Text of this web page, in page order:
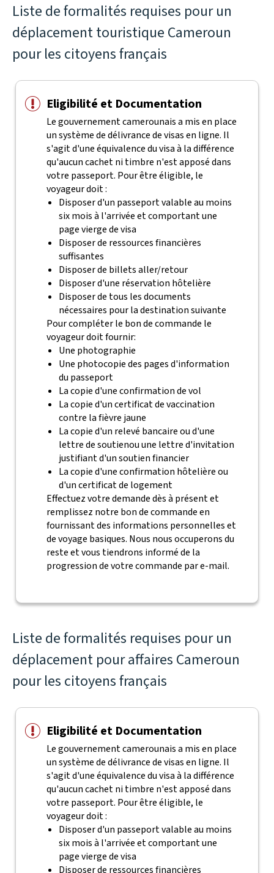
Liste de formalités requises pour un
déplacement touristique Cameroun
pour les citoyens français
Eligibilité et Documentation
Le gouvernement camerounais a mis en place
un système de délivrance de visas en ligne. Il
s'agit d'une équivalence du visa à la différence
qu'aucun cachet ni timbre n'est apposé dans
votre passeport. Pour être éligible, le
voyageur doit :
Disposer d'un passeport valable au moins
six mois à l'arrivée et comportant une
page vierge de visa
Disposer de ressources financières
suffisantes
Disposer de billets aller/retour
Disposer d'une réservation hôtelière
Disposer de tous les documents
nécessaires pour la destination suivante
Pour compléter le bon de commande le
voyageur doit fournir:
Une photographie
Une photocopie des pages d'information
du passeport
La copie d'une confirmation de vol
La copie d'un certificat de vaccination
contre la fièvre jaune
La copie d'un relevé bancaire ou d'une
lettre de soutienou une lettre d'invitation
justifiant d'un soutien financier
La copie d'une confirmation hôtelière ou
d'un certificat de logement
Effectuez votre demande dès à présent et
remplissez notre bon de commande en
fournissant des informations personnelles et
de voyage basiques. Nous nous occuperons du
reste et vous tiendrons informé de la
progression de votre commande par e-mail.
Liste de formalités requises pour un
déplacement pour affaires Cameroun
pour les citoyens français
Eligibilité et Documentation
Le gouvernement camerounais a mis en place
un système de délivrance de visas en ligne. Il
s'agit d'une équivalence du visa à la différence
qu'aucun cachet ni timbre n'est apposé dans
votre passeport. Pour être éligible, le
voyageur doit :
Disposer d'un passeport valable au moins
six mois à l'arrivée et comportant une
page vierge de visa
Disposer de ressources financières